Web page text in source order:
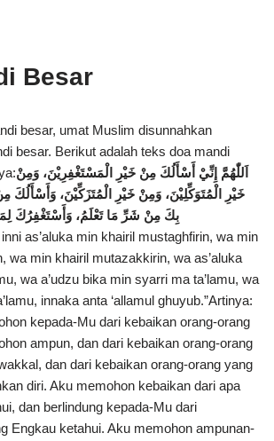
Besar
besar, umat Muslim disunnahkan
besar. Berikut adalah teks doa mandi
اَللّٰهُمَّ إِنِّيْ أَسْأَلُكَ مِنْ خَيْرِ الْمَسْتَغْفِرِيْنَ، وَمِنْ
خَيْرِ الْمُتَوَكِّلِيْنَ، وَمِنْ خَيْرِ الْمُتَزَكِّيْنَ، وَأَسْأَلُكَ
بِكَ مِنْ شَرِّ مَا تَعْلَمُ، وَأَسْتَغْفِرُكَ
as’aluka min khairil mustaghfirin, wa min
wa min khairil mutazakkirin, wa as’aluka
wa a’udzu bika min syarri ma ta’lamu, wa
innaka anta ‘allamul ghuyub.”Artinya:
kepada-Mu dari kebaikan orang-orang
ampun, dan dari kebaikan orang-orang
dan dari kebaikan orang-orang yang
diri. Aku memohon kebaikan dari apa
dan berlindung kepada-Mu dari
Engkau ketahui. Aku memohon ampunan-